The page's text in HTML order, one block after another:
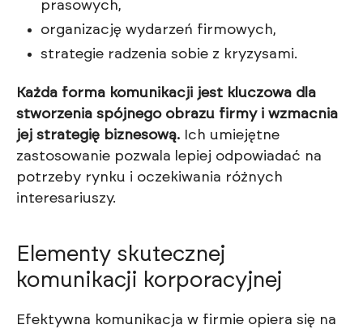
prasowych,
organizację wydarzeń firmowych,
strategie radzenia sobie z kryzysami.
Każda forma komunikacji jest kluczowa dla
stworzenia spójnego obrazu firmy i wzmacnia
jej strategię biznesową. Ich umiejętne
zastosowanie pozwala lepiej odpowiadać na
potrzeby rynku i oczekiwania różnych
interesariuszy.
Elementy skutecznej
komunikacji korporacyjnej
Efektywna komunikacja w firmie opiera się na